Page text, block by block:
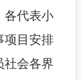
各代表小
项目安排
社会各界